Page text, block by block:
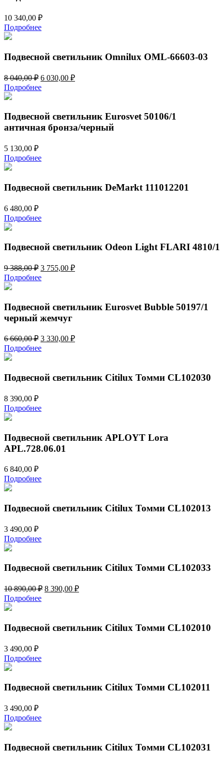
10 340,00 ₽
Подробнее
Подвесной светильник Omnilux OML-66603-03
8 040,00₽ Первоначальная
цена
составляла
040,00 ₽.
6 030,00 ₽Текущая
Подробнее
Подвесной светильник Eurosvet 50106/1
античная бронза/черный
5 130,00 ₽
Подробнее
Подвесной светильник DeMarkt 111012201
6 480,00 ₽
Подробнее
Подвесной светильник Odeon Light FLARI 4810/1
9 388,00₽ Первоначальная
цена
составляла
388,00 ₽.
3 755,00 ₽Текущая
Подробнее
Подвесной светильник Eurosvet Bubble 50197/1
черный жемчуг
6 660,00₽ Первоначальная
цена
составляла
660,00 ₽.
3 330,00 ₽Текущая
Подробнее
Подвесной светильник Citilux Томми CL102030
8 390,00 ₽
Подробнее
Подвесной светильник APLOYT Lora
APL.728.06.01
6 840,00 ₽
Подробнее
Подвесной светильник Citilux Томми CL102013
3 490,00 ₽
Подробнее
Подвесной светильник Citilux Томми CL102033
10 890,00₽ Первоначальная
890,00 ₽.
8 390,00 ₽Текущая
Подробнее
Подвесной светильник Citilux Томми CL102010
3 490,00 ₽
Подробнее
Подвесной светильник Citilux Томми CL102011
3 490,00 ₽
Подробнее
Подвесной светильник Citilux Томми CL102031